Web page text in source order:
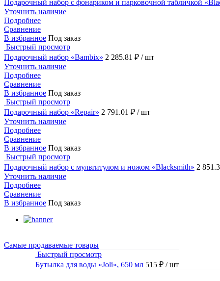
Подарочный набор с фонариком и парковочной табличкой
Уточнить наличие
Подробнее
Сравнение
В избранное Под заказ
Быстрый просмотр
Подарочный набор «Bambix» 2 285.81 ₽ / шт
Уточнить наличие
Подробнее
Сравнение
В избранное Под заказ
Быстрый просмотр
Подарочный набор «Repair» 2 791.01 ₽ / шт
Уточнить наличие
Подробнее
Сравнение
В избранное Под заказ
Быстрый просмотр
Подарочный набор с мультитулом и ножом «Blacksmith» 2
Уточнить наличие
Подробнее
Сравнение
В избранное Под заказ
Самые продаваемые товары
Быстрый просмотр
Бутылка для воды «Joli», 650 мл 515 ₽ / шт